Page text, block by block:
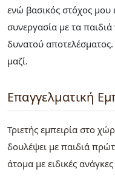
ενώ βασικός στόχος μου
συνεργασία με τα
δυνατού
μαζί.
Επαγγελματική
Τριετής εμπειρία στο
δουλέψει με παιδιά
άτομα με ειδικές ανάγκες